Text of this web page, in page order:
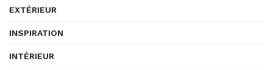
EXTÉRIEUR
INSPIRATION
INTÉRIEUR